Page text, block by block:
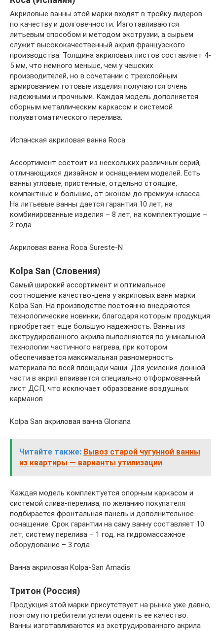
Акриловые ванны этой марки входят в тройку лидеров
по качеству и долговечности. Изготавливаются
литьевым способом и методом экструзии, а сырьем
служит высококачественный акрил французского
производства. Толщина акриловых листов составляет 4-
5 мм, что немного меньше, чем у чешских
производителей, но в сочетании с трехслойным
армированием готовые изделия получаются очень
надежными и прочными. Каждая модель дополняется
сборным металлическим каркасом и системой
полуавтоматического перелива.
Испанская акриловая ванна Roca
Ассортимент состоит из нескольких различных серий,
отличающихся дизайном и оснащением моделей. Есть
ванны угловые, пристенные, отдельно стоящие,
компактные и большие, от эконом до премиум-класса.
На литьевые ванны дается гарантия 10 лет, на
комбинированные изделия – 8 лет, на комплектующие –
2 года.
Акриловая ванна Roca Sureste-N
Kolpa San (Словения)
Самый широкий ассортимент и оптимальное
соотношение качество-цена у акриловых ванн марки
Kolpa San. На производстве постоянно внедряются
технологические новинки, благодаря которым продукция
приобретает еще большую надежность. Ванны из
экструдированного акрила выполняются по уникальной
технологии частичного нагрева, при котором
обеспечивается максимальная равномерность
материала по всей площади чаши. Для усиления донной
части в акрил впаивается специально отформованный
лист ДСП, что исключает образование воздушных
карманов.
Kolpa San акриловая ванна Gloriana
Читайте также: Вывоз старой чугунной ванны
из квартиры — варианты утилизации
Каждая модель комплектуется опорным каркасом и
системой слива-перелива, по желанию покупателя
подбирается фронтальная панель и дополнительное
оснащение. Срок гарантии на саму ванну составляет 10
лет, систему перелива – 1 год, на гидромассажное
оборудование – 3 года.
Ванна акриловая Kolpa-San Amadis
Тритон (Россия)
Продукция этой марки присутствует на рынке уже давно,
поэтому потребители успели оценить ее качество.
Ванны изготавливаются из экструдированного акрила